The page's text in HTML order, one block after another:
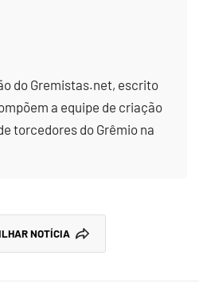
do Gremistas.net, escrito
a equipe de criação
torcedores do Grêmio na
NOTÍCIA